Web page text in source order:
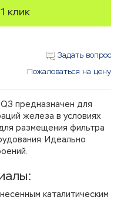
клик
Задать вопрос
Пожаловаться на цену
предназначен для
железа в условиях
размещения фильтра
Идеально
каталитическим